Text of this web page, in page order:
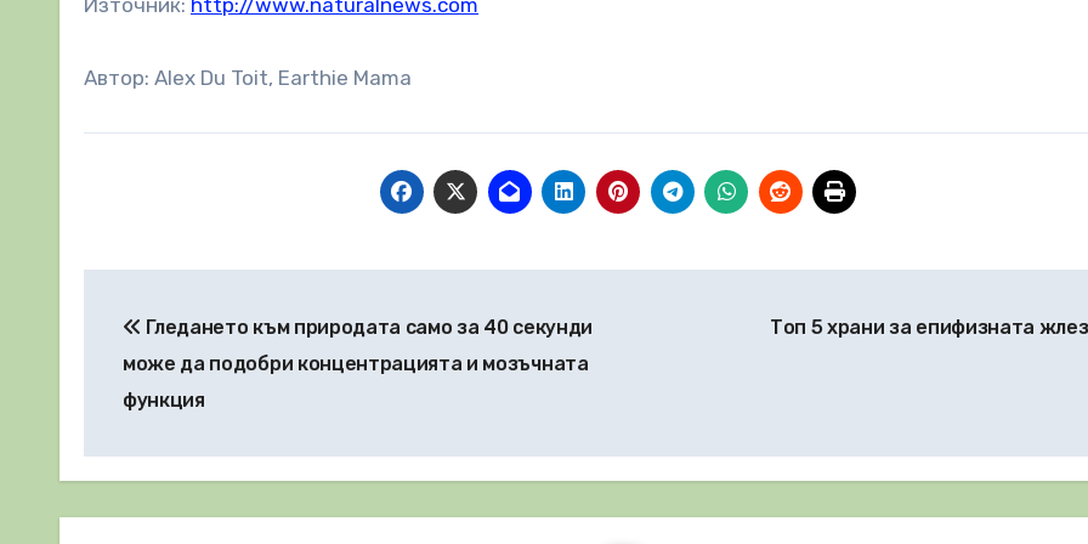
Източник: http://www.naturalnews.com
Автор: Alex Du Toit, Earthie Mama
Гледането към природата само за 40 секунди
може да подобри концентрацията и мозъчната
функция
Топ 5 храни за епифизната